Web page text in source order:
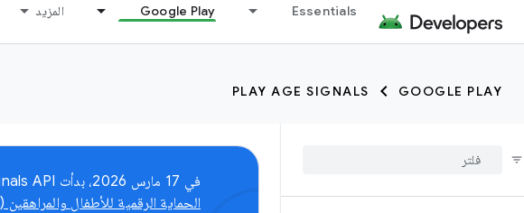
Essentials
Google Play المزيد
GOOGLE PLAY
PLAY AGE SIGNALS
في 17 مارس 2026، بدأت Play Age Signals API بعرض مؤشرات العمر للمستخدمين في البرازيل بموجب
الحماية الرقمية للأطفال والمراهقين (Digital ECA)